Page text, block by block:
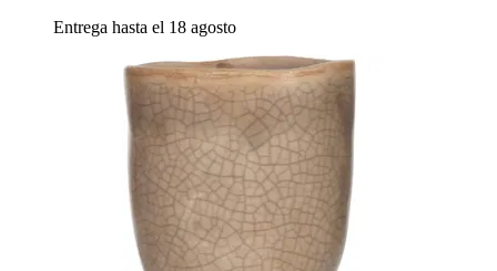
Entrega hasta el 18 agosto